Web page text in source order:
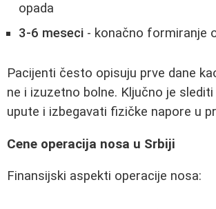
opada
3-6 meseci - konačno formiranje
Pacijenti često opisuju prve dane
ne i izuzetno bolne. Ključno je
upute i izbegavati fizičke napore u
Cene operacija nosa u Srbiji
Finansijski aspekti operacije nosa: